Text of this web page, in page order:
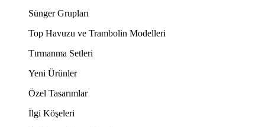
Sünger Grupları
Top Havuzu ve Trambolin Modelleri
Tırmanma Setleri
Yeni Ürünler
Özel Tasarımlar
İlgi Köşeleri